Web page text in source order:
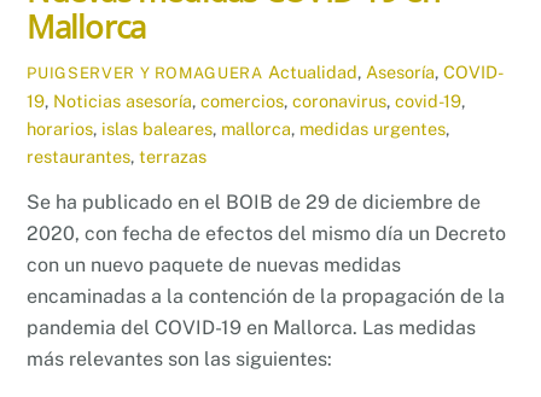
Mallorca
PUIGSERVER Y ROMAGUERA Actualidad, Asesoría, COVID-
19, Noticias asesoría,comercios,coronavirus,covid-19,
horarios, islas baleares, mallorca, medidas urgentes,
restaurantes,terrazas
Se ha publicado en el BOIB de 29 de diciembre de
2020, con fecha de efectos del mismo día un Decreto
con un nuevo paquete de nuevas medidas
encaminadas a la contención de la propagación de la
pandemia del COVID-19 en Mallorca. Las medidas
más relevantes son las siguientes: